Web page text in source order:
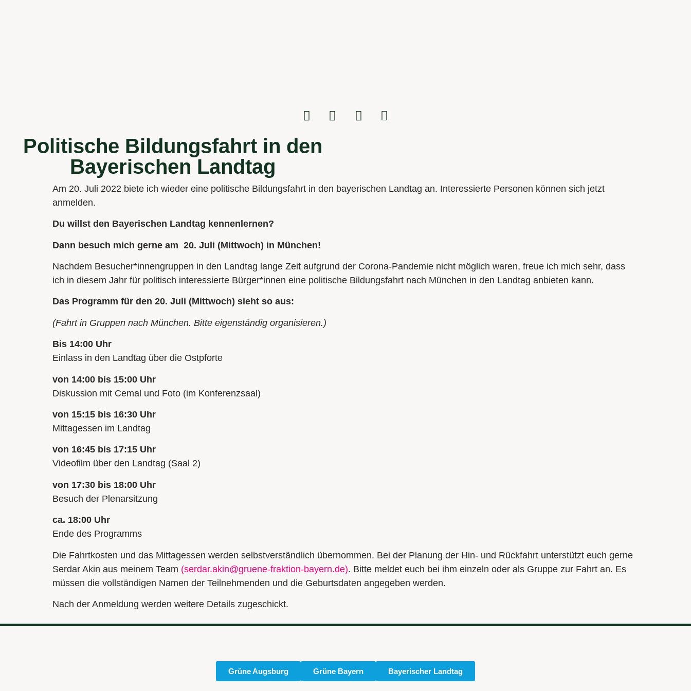
Politische Bildungsfahrt in den
Bayerischen Landtag
Am 20. Juli 2022 biete ich wieder eine politische Bildungsfahrt in den bayerischen Landtag an. Interessierte Personen können sich jetzt
anmelden.
Du willst den Bayerischen Landtag kennenlernen?
Dann besuch mich gerne am 20. Juli (Mittwoch) in München!
Nachdem Besucher*innengruppen in den Landtag lange Zeit aufgrund der Corona-Pandemie nicht möglich waren, freue ich mich sehr, dass
ich in diesem Jahr für politisch interessierte Bürger*innen eine politische Bildungsfahrt nach München in den Landtag anbieten kann.
Das Programm für den 20. Juli (Mittwoch) sieht so aus:
(Fahrt in Gruppen nach München. Bitte eigenständig organisieren.)
Bis 14:00 Uhr
Einlass in den Landtag über die Ostpforte
von 14:00 bis 15:00 Uhr
Diskussion mit Cemal und Foto (im Konferenzsaal)
von 15:15 bis 16:30 Uhr
Mittagessen im Landtag
von 16:45 bis 17:15 Uhr
Videofilm über den Landtag (Saal 2)
von 17:30 bis 18:00 Uhr
Besuch der Plenarsitzung
ca. 18:00 Uhr
Ende des Programms
Die Fahrtkosten und das Mittagessen werden selbstverständlich übernommen. Bei der Planung der Hin- und Rückfahrt unterstützt euch gerne
Serdar Akin aus meinem Team (serdar.akin@gruene-fraktion-bayern.de). Bitte meldet euch bei ihm einzeln oder als Gruppe zur Fahrt an. Es
müssen die vollständigen Namen der Teilnehmenden und die Geburtsdaten angegeben werden.
Nach der Anmeldung werden weitere Details zugeschickt.
Grüne Augsburg Grüne Bayern Bayerischer Landtag